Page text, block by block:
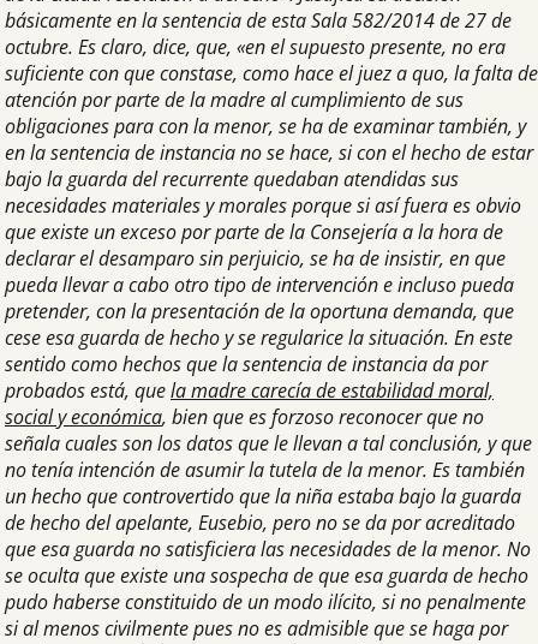
básicamente en la sentencia de esta Sala 582/2014 de 27 de
octubre. Es claro, dice, que, «en el supuesto presente, no era
suficiente con que constase, como hace el juez a quo, la falta de
atención por parte de la madre al cumplimiento de sus
obligaciones para con la menor, se ha de examinar también, y
en la sentencia de instancia no se hace, si con el hecho de estar
bajo la guarda del recurrente quedaban atendidas sus
necesidades materiales y morales porque si así fuera es obvio
que existe un exceso por parte de la Consejería a la hora de
declarar el desamparo sin perjuicio, se ha de insistir, en que
pueda llevar a cabo otro tipo de intervención e incluso pueda
pretender, con la presentación de la oportuna demanda, que
cese esa guarda de hecho y se regularice la situación. En este
sentido como hechos que la sentencia de instancia da por
probados está, quela madre carecía de estabilidad moral,
social y económica, bien que es forzoso reconocer que no
señala cuales son los datos que le llevan a tal conclusión, y que
no tenía intención de asumir la tutela de la menor. Es también
un hecho que controvertido que la niña estaba bajo la guarda
de hecho del apelante, Eusebio, pero no se da por acreditado
que esa guarda no satisficiera las necesidades de la menor. No
se oculta que existe una sospecha de que esa guarda de hecho
pudo haberse constituido de un modo ilícito, si no penalmente
si al menos civilmente pues no es admisible que se haga por